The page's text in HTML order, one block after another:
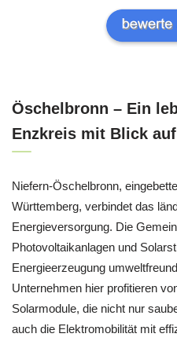
Öschelbronn – Ein
Enzkreis mit Blick
Niefern-Öschelbronn,
Württemberg, verbindet das
Energieversorgung. Die
Photovoltaikanlagen und
Energieerzeugung
Unternehmen hier profitieren
Solarmodule, die nicht nur
auch die Elektromobilität mit